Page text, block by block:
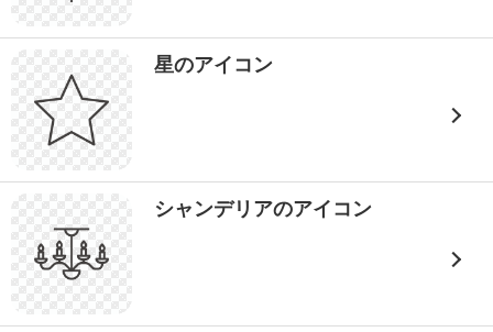
星のアイコン
シャンデリアのアイコン